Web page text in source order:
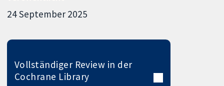
24 September 2025
Vollständiger Review in der
Cochrane Library